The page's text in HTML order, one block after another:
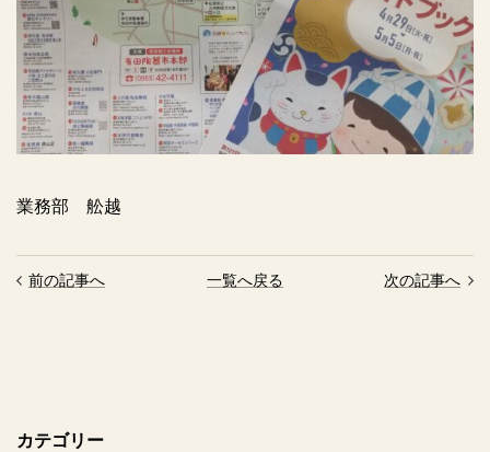
業務部 舩越
前の記事へ 一覧へ戻る 次の記事へ
カテゴリー